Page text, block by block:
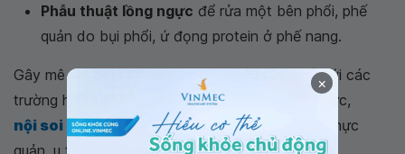
Phẫu thuật lồng ngực để rửa một bên phổi, phế
quản do bụi phổi, ứ đọng protein ở phế nang.
Gây mê nội khí quản được chỉ định tương đối với các
trường hợp: phẫu thuật vào tủy sống ở vùng ngực,
nội soi lồng ngực
, mạch máu lớn ở ngực; cắt thực
×